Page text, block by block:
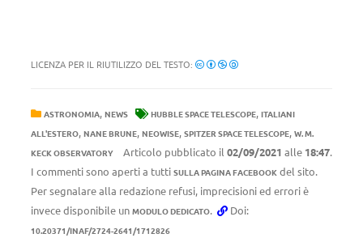
LICENZA PER IL RIUTILIZZO DEL TESTO:
ASTRONOMIA, NEWS HUBBLE SPACE TELESCOPE, ITALIANI
ALL'ESTERO, NANE BRUNE, NEOWISE, SPITZER SPACE TELESCOPE, W. M.
KECK OBSERVATORY
Articolo pubblicato il 02/09/2021 alle 18:47.
I commenti sono aperti a tutti SULLA PAGINA FACEBOOK del sito.
Per segnalare alla redazione refusi, imprecisioni ed errori è
invece disponibile un MODULO DEDICATO. Doi:
10.20371/INAF/2724-2641/1712826